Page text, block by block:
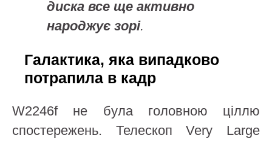
диска все ще активно
народжує зорі.
Галактика, яка випадково
потрапила в кадр
W2246f не була головною ціллю
спостережень. Телескоп Very Large